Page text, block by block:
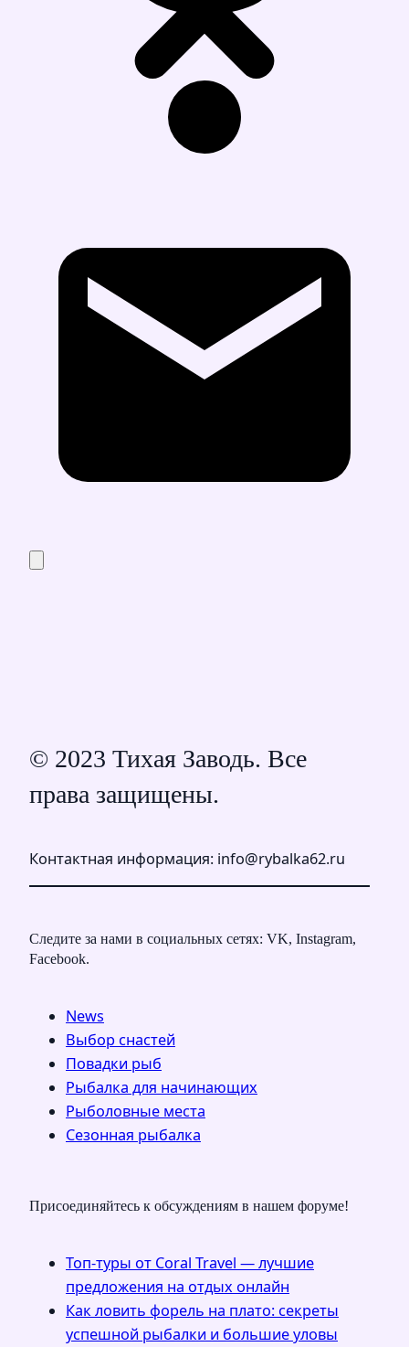
© 2023 Тихая Заводь. Все
права защищены.
Контактная информация: info@rybalka62.ru
Следите за нами в социальных сетях: VK, Instagram,
Facebook.
News
Выбор снастей
Повадки рыб
Рыбалка для начинающих
Рыболовные места
Сезонная рыбалка
Присоединяйтесь к обсуждениям в нашем форуме!
Топ-туры от Coral Travel — лучшие
предложения на отдых онлайн
Как ловить форель на плато: секреты
успешной рыбалки и большие уловы